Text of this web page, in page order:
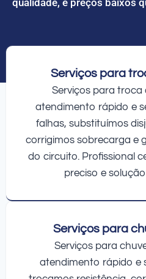
Serviços para
Serviços para troca
atendimento rápido e
falhas, substituímos
corrigimos sobrecarga e
do circuito. Profissional
preciso e
Serviços para
Serviços para
atendimento rápido e